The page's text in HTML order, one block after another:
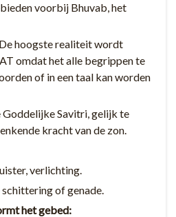
voorbij Bhuvab, het
hoogste realiteit wordt
omdat het alle begrippen te
of in een taal kan worden
Goddelijke Savitri, gelijk te
kracht van de zon.
verlichting.
schittering of genade.
het gebed: